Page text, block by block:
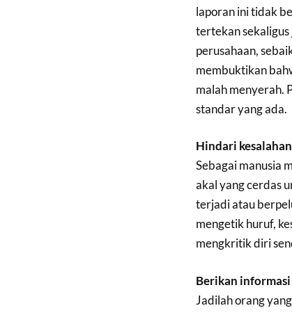
laporan ini tidak
tertekan sekaligus
perusahaan,
membuktikan
malah menyerah.
standar yang ada.
Hindari
Sebagai manusia
akal yang cerdas
terjadi atau
mengetik huruf,
mengkritik diri
Berikan informasi
Jadilah orang